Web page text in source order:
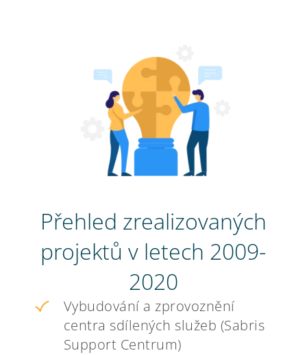
Přehled zrealizovaných
projektů v letech 2009-
2020
Vybudování a zprovoznění
centra sdílených služeb (Sabris
Support Centrum)